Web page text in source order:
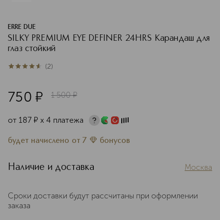
ERRE DUE
SILKY PREMIUM EYE DEFINER 24HRS Карандаш для
глаз стойкий
4.5из 52 (2)
750 ¤ 1 500 ¤
от 187 ¤ х 4 платежа
будет начислено от 7 бонусов
Наличие и доставка Москва
Сроки доставки будут рассчитаны при оформлении
заказа